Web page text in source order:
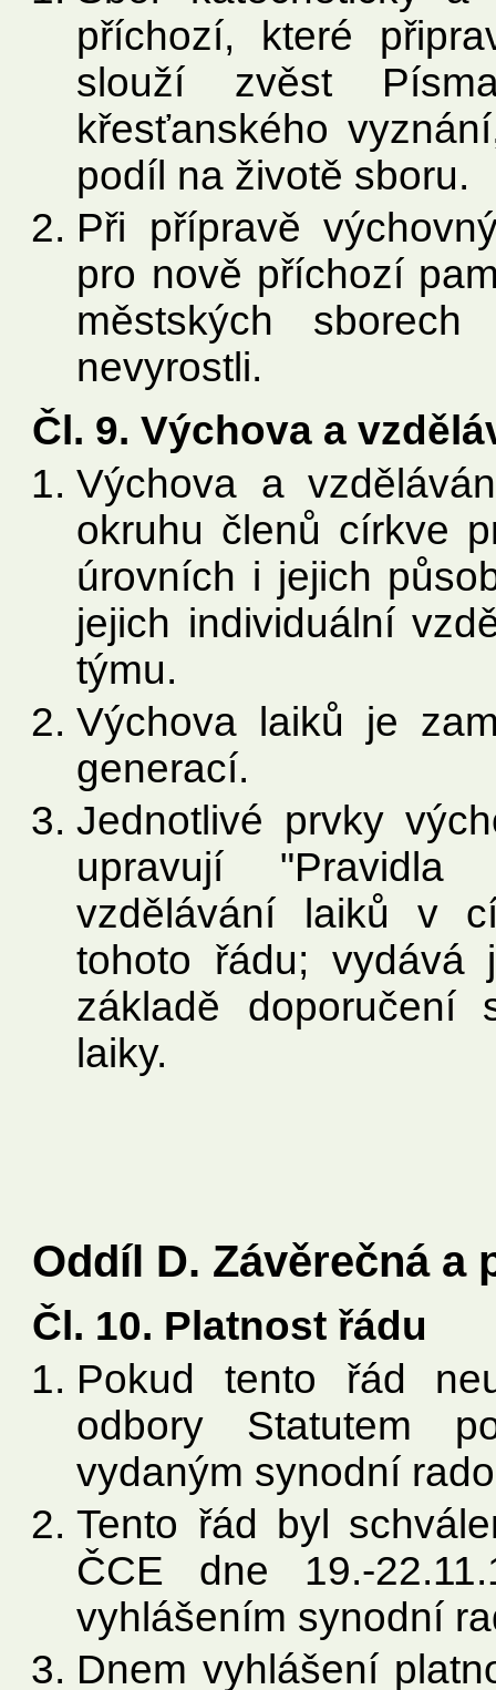
příchozí, které
slouží zvěst
křesťanského
podíl na životě sboru.
Při přípravě
pro nově příchozí
městských
nevyrostli.
Čl. 9. Výchova a
Výchova a
okruhu členů církve
úrovních i jejich
jejich individuální
týmu.
Výchova laiků je
generací.
Jednotlivé prvky
upravují "Pravidla
vzdělávání laiků v
tohoto řádu; vydává
základě doporučení
laiky.
Oddíl D. Závěrečná a
Čl. 10. Platnost řádu
Pokud tento řád
odbory Statutem
vydaným synodní
Tento řád byl
ČCE dne 19.-
vyhlášením synodní
Dnem vyhlášení